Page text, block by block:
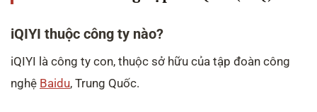
iQIYI thuộc công ty nào?
iQIYI là công ty con, thuộc sở hữu của tập đoàn công
nghệ Baidu, Trung Quốc.